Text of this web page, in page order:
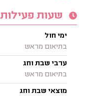
שעות פעילות
ימי חול
בתיאום מראש
ערבי שבת וחג
בתיאום מראש
מוצאי שבת וחג